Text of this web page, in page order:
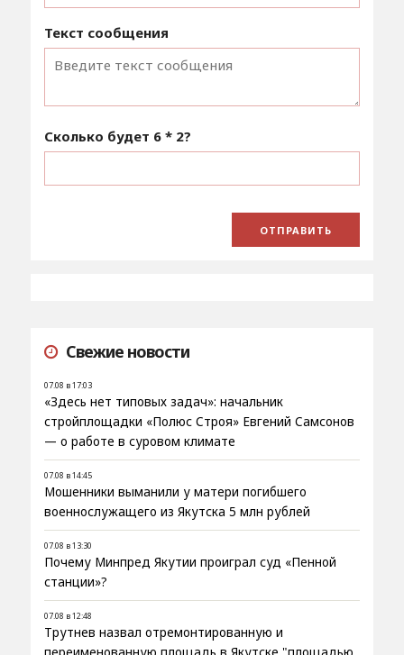
Текст сообщения
Сколько будет 6 * 2?
Свежие новости
07.08 в 17:03
«Здесь нет типовых задач»: начальник
стройплощадки «Полюс Строя» Евгений Самсонов
— о работе в суровом климате
07.08 в 14:45
Мошенники выманили у матери погибшего
военнослужащего из Якутска 5 млн рублей
07.08 в 13:30
Почему Минпред Якутии проиграл суд «Пенной
станции»?
07.08 в 12:48
Трутнев назвал отремонтированную и